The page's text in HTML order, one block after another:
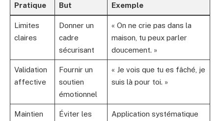
Pratique But Exemple
Limites
claires
Donner un
cadre
sécurisant
« On ne crie pas dans la
maison, tu peux parler
doucement. »
Validation
affective
Fournir un
soutien
émotionnel
« Je vois que tu es fâché, je
suis là pour toi. »
Maintien
Éviter les
Application systématique